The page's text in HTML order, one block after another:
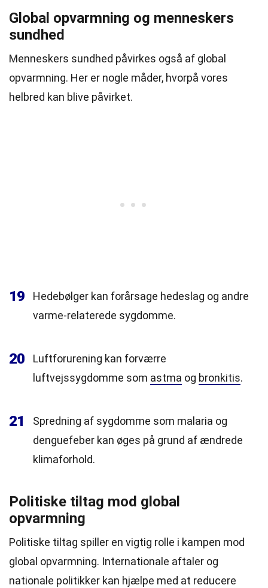
Global opvarmning og menneskers
sundhed
Menneskers sundhed påvirkes også af global
opvarmning. Her er nogle måder, hvorpå vores
helbred kan blive påvirket.
19
Hedebølger kan forårsage hedeslag og andre
varme-relaterede sygdomme.
20
Luftforurening kan forværre
luftvejssygdomme som astma og bronkitis.
21
Spredning af sygdomme som malaria og
denguefeber kan øges på grund af ændrede
klimaforhold.
Politiske tiltag mod global
opvarmning
Politiske tiltag spiller en vigtig rolle i kampen mod
global opvarmning. Internationale aftaler og
nationale politikker kan hjælpe med at reducere